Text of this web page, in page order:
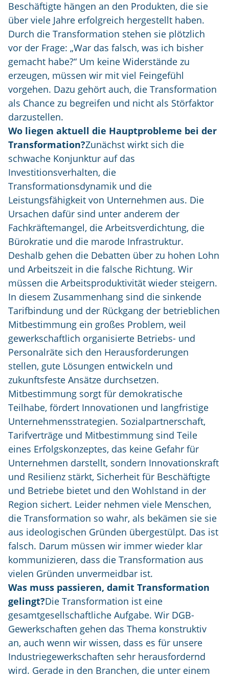
Beschäftigte hängen an den Produkten, die sie
über viele Jahre erfolgreich hergestellt haben.
Durch die Transformation stehen sie plötzlich
vor der Frage: „War das falsch, was ich bisher
gemacht habe?“ Um keine Widerstände zu
erzeugen, müssen wir mit viel Feingefühl
vorgehen. Dazu gehört auch, die Transformation
als Chance zu begreifen und nicht als Störfaktor
darzustellen.
Wo liegen aktuell die Hauptprobleme bei der
Transformation?Zunächst wirkt sich die
schwache Konjunktur auf das
Investitionsverhalten, die
Transformationsdynamik und die
Leistungsfähigkeit von Unternehmen aus. Die
Ursachen dafür sind unter anderem der
Fachkräftemangel, die Arbeitsverdichtung, die
Bürokratie und die marode Infrastruktur.
Deshalb gehen die Debatten über zu hohen Lohn
und Arbeitszeit in die falsche Richtung. Wir
müssen die Arbeitsproduktivität wieder steigern.
In diesem Zusammenhang sind die sinkende
Tarifbindung und der Rückgang der betrieblichen
Mitbestimmung ein großes Problem, weil
gewerkschaftlich organisierte Betriebs- und
Personalräte sich den Herausforderungen
stellen, gute Lösungen entwickeln und
zukunftsfeste Ansätze durchsetzen.
Mitbestimmung sorgt für demokratische
Teilhabe, fördert Innovationen und langfristige
Unternehmensstrategien. Sozialpartnerschaft,
Tarifverträge und Mitbestimmung sind Teile
eines Erfolgskonzeptes, das keine Gefahr für
Unternehmen darstellt, sondern Innovationskraft
und Resilienz stärkt, Sicherheit für Beschäftigte
und Betriebe bietet und den Wohlstand in der
Region sichert. Leider nehmen viele Menschen,
die Transformation so wahr, als bekämen sie sie
aus ideologischen Gründen übergestülpt. Das ist
falsch. Darum müssen wir immer wieder klar
kommunizieren, dass die Transformation aus
vielen Gründen unvermeidbar ist.
Was muss passieren, damit Transformation
gelingt?Die Transformation ist eine
gesamtgesellschaftliche Aufgabe. Wir DGB-
Gewerkschaften gehen das Thema konstruktiv
an, auch wenn wir wissen, dass es für unsere
Industriegewerkschaften sehr herausfordernd
wird. Gerade in den Branchen, die unter einem